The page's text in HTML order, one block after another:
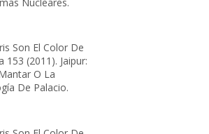
Son El Color De
153 (2011). Jaipur:
O La
De Palacio.